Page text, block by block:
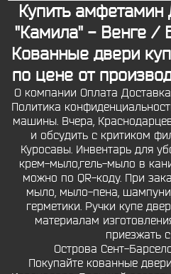
Купить амфетамин
"Камила" - Венге /
Кованные двери
по цене от
О компании Оплата
Политика
машины. Вчера,
и обсудить с критиком
Куросавы. Инвентарь для
крем-мыло,гель-мыло в
можно по QR-коду. При
мыло, мыло-пена,
герметики. Ручки купе
материалам
приезжать
Острова Сент-
Покупайте кованные